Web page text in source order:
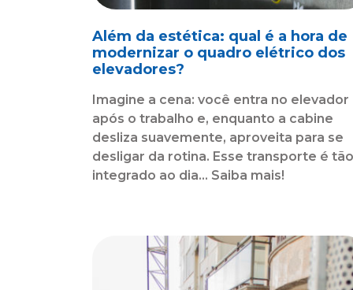
Além da estética: qual é a hora de
modernizar o quadro elétrico dos
elevadores?
Imagine a cena: você entra no elevador
após o trabalho e, enquanto a cabine
desliza suavemente, aproveita para se
desligar da rotina. Esse transporte é tão
integrado ao dia... Saiba mais!